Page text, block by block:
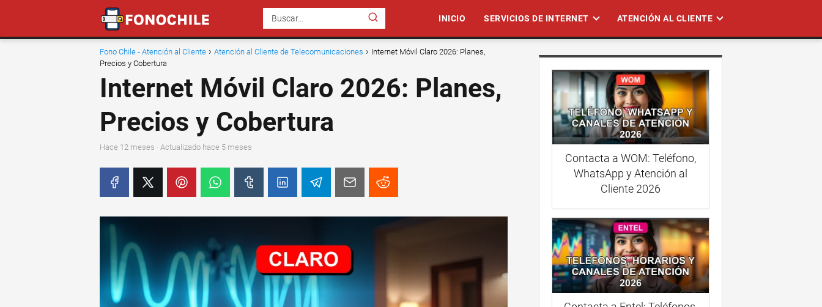
INICIO SERVICIOS DE INTERNET ATENCIÓN AL CLIENTE
Fono Chile - Atención al Cliente Atención al Cliente de Telecomunicaciones
Internet Móvil Claro 2026: Planes,
Precios y Cobertura
Internet Móvil Claro 2026: Planes,
Precios y Cobertura
hace 12 meses · Actualizado hace 5 meses
Contacta a WOM: Teléfono,
WhatsApp y Atención al
Cliente 2026